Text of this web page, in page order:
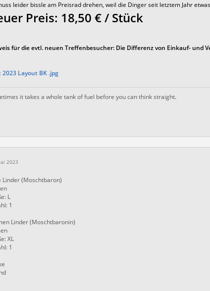
leider bissle am Preisrad drehen, weil die Dinger seit letztem Jahr
Preis: 18,50 € / Stück
für die evtl. neuen Treffenbesucher: Die Differenz von Einkauf- und
2023 Layout BK .jpg
it takes a whole tankof fuel before you can think straight.
2023
Linder (Moschtbaron)
L
1
Linder (Moschtbaronin)
XL
1